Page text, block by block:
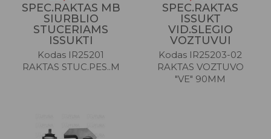
SPEC.RAKTAS MB
SIURBLIO
STUCERIAMS
ISSUKTI
Kodas IR25201
RAKTAS STUC.PES..M
SPEC.RAKTAS
ISSUKT
VID.SLEGIO
VOZTUVUI
Kodas IR25203-02
RAKTAS VOZTUVO
"VE" 90MM